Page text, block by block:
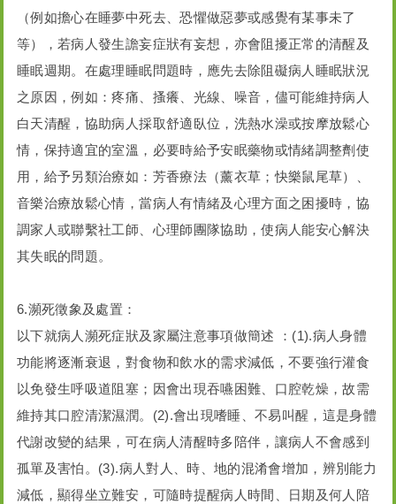
（例如擔心在睡夢中死去、恐懼做惡夢或感覺有某事未了
等），若病人發生譫妄症狀有妄想，亦會阻擾正常的清醒及
睡眠週期。在處理睡眠問題時，應先去除阻礙病人睡眠狀況
之原因，例如：疼痛、搔癢、光線、噪音，儘可能維持病人
白天清醒，協助病人採取舒適臥位，洗熱水澡或按摩放鬆心
情，保持適宜的室溫，必要時給予安眠藥物或情緒調整劑使
用，給予另類治療如：芳香療法（薰衣草；快樂鼠尾草）、
音樂治療放鬆心情，當病人有情緒及心理方面之困擾時，協
調家人或聯繫社工師、心理師團隊協助，使病人能安心解決
其失眠的問題。
6.瀕死徵象及處置：
以下就病人瀕死症狀及家屬注意事項做簡述 ：(1).病人身體
功能將逐漸衰退，對食物和飲水的需求減低，不要強行灌食
以免發生呼吸道阻塞；因會出現吞嚥困難、口腔乾燥，故需
維持其口腔清潔濕潤。(2).會出現嗜睡、不易叫醒，這是身體
代謝改變的結果，可在病人清醒時多陪伴，讓病人不會感到
孤單及害怕。(3).病人對人、時、地的混淆會增加，辨別能力
減低，顯得坐立難安，可隨時提醒病人時間、日期及何人陪